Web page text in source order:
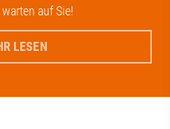
auf Sie!
LESEN